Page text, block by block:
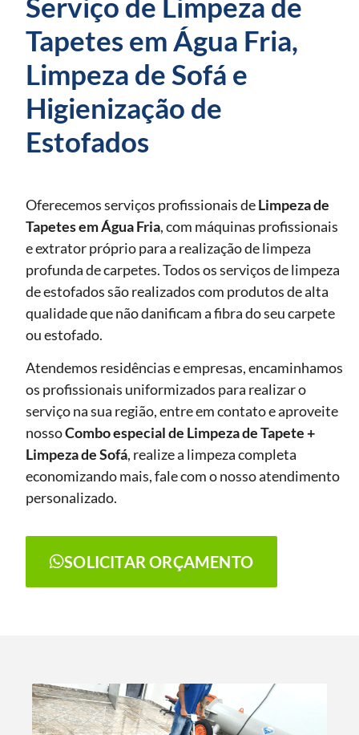
Tapetes em Água Fria,
Limpeza de Sofá e
Higienização de
Estofados
Oferecemos serviços profissionais deLimpeza de
Tapetesem Água Fria, com máquinas profissionais
e extrator próprio para a realização de limpeza
profunda de carpetes. Todos os serviços de limpeza
de estofados são realizados com produtos de alta
qualidade que não danificam a fibra do seu carpete
ou estofado.
Atendemos residências e empresas, encaminhamos
os profissionais uniformizados para realizar o
serviço na sua região, entre em contato e aproveite
nossoCombo especial de Limpeza de Tapete +
Limpeza de Sofá, realize a limpeza completa
economizando mais, fale com o nosso atendimento
personalizado.
SOLICITAR ORÇAMENTO